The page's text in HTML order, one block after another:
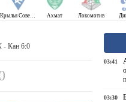
Крылья Советов Ахмат Локомотив
Кан 6:0
03:41
03:30